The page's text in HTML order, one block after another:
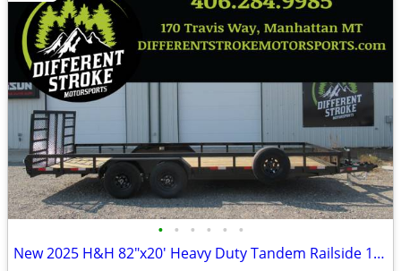
• • • • • •
New 2025 H&H 82"x20' Heavy Duty Tandem Railside 10K Steel